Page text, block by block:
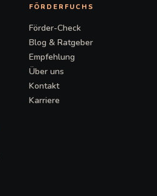
FÖRDERFUCHS
Förder-Check
Blog & Ratgeber
Empfehlung
Über uns
Kontakt
Karriere